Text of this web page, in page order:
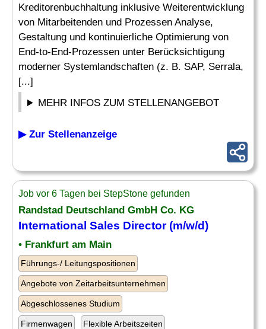
Kreditorenbuchhaltung inklusive Weiterentwicklung
von Mitarbeitenden und Prozessen Analyse,
Gestaltung und kontinuierliche Optimierung von
End-to-End-Prozessen unter Berücksichtigung
moderner Systemlandschaften (z. B. SAP, Serrala,
[...]
MEHR INFOS ZUM STELLENANGEBOT
▶ Zur Stellenanzeige
Job vor 6 Tagen bei StepStone gefunden
Randstad Deutschland GmbH Co. KG
International Sales Director (m/w/d)
• Frankfurt am Main
Führungs-/ Leitungspositionen
Angebote von Zeitarbeitsunternehmen
Abgeschlossenes Studium
Firmenwagen Flexible Arbeitszeiten